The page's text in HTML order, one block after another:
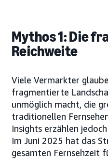
Mythos 1: Die
Reichweite
Viele Vermarkter
fragmentierte
unmöglich macht, die
traditionellen
Insights erzählen
Im Juni 2025 hat das
gesamten Fernsehzeit